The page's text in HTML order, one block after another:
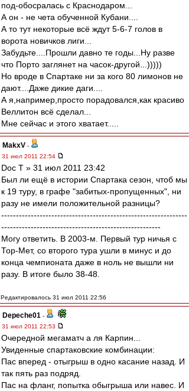
под-обосралась с Краснодаром...
А он - не чета обученной Кубани....
А то тут некоторые всё ждут 5-6-7 голов в
ворота новичков лиги...
Забудьте....Прошли давно те годы...Ну разве
что Порто заглянет на часок-другой...)))))
Но вроде в Спартаке ни за кого 80 лимонов не
дают....Даже дикие даги....
А я,например,просто порадовался,как красиво
Веллитон всё сделал...
Мне сейчас и этого хватает.....
MakxV -
31 июл 2011 22:54
Doc T » 31 июл 2011 23:42
Был ли ещё в истории Спартака сезон, чтоб мы
к 19 туру, в графе "забитых-пропущенных", ни
разу не имели положительной разницы?
---------------------------------------------------------------
------------------------------------------------------
Могу ответить. В 2003-м. Первый тур ничья с
Тор-Мет, со второго тура ушли в минус и до
конца чемпионата даже в ноль не вышли ни
разу. В итоге было 38-48.
Редактировалось 31 июл 2011 22:56
Depeche01 -
31 июл 2011 22:53
Очередной мегаматч а ля Карпин...
Увиденные спартаковские комбинации:
Пас вперед - отыгрыш в одно касание назад. И
так пять раз подряд.
Пас на фланг, попытка обыгрыша или навес. И